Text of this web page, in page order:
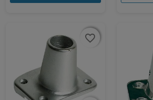
favorite_border
favorite_border